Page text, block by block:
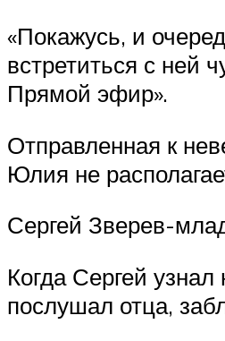
«Покажусь, и
встретиться с ней
Прямой эфир».
Отправленная к
Юлия не
Сергей Зверев-
Когда Сергей
послушал отца,